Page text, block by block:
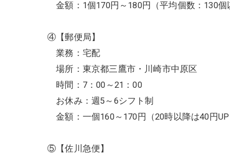
金額：1個170円～180円（平均個数：130個
④【郵便局】
業務：宅配
場所：東京都三鷹市・川崎市中原区
時間：7：00～21：00
お休み：週5～6シフト制
金額：一個160～170円（20時以降は40円UP
⑤【佐川急便】